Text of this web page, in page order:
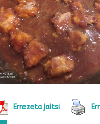
Errezeta jaitsi